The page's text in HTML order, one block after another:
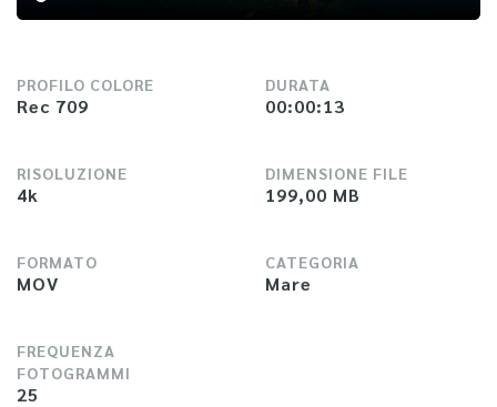
PROFILO COLORE
Rec 709
RISOLUZIONE
4k
FORMATO
MOV
FREQUENZA
FOTOGRAMMI
25
DURATA
00:00:13
DIMENSIONE FILE
199,00 MB
CATEGORIA
Mare